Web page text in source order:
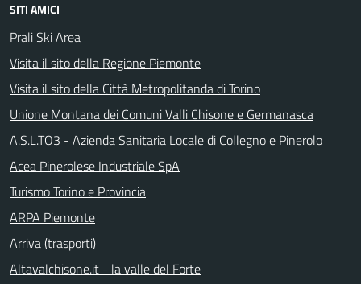
SITI AMICI
Prali Ski Area
Visita il sito della Regione Piemonte
Visita il sito della Città Metropolitanda di Torino
Unione Montana dei Comuni Valli Chisone e Germanasca
A.S.L.TO3 - Azienda Sanitaria Locale di Collegno e Pinerolo
Acea Pinerolese Industriale SpA
Turismo Torino e Provincia
ARPA Piemonte
Arriva (trasporti)
Altavalchisone.it - la valle del Forte